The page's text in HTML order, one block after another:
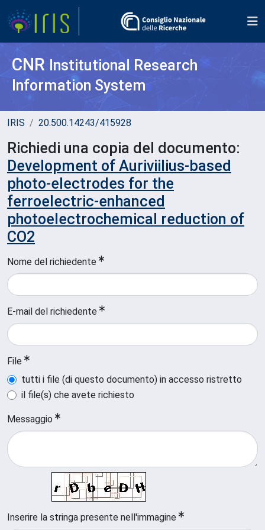
CNR Institutional Research
Information System
IRIS 20.500.14243/415928
Richiedi una copia del documento:
Development of Auriviilius-based
photo-electrodes for the
ferroelectric-enhanced
photoelectrochemical reduction of
CO2
Nome del richiedente
E-mail del richiedente
File
tutti i file (di questo documento) in accesso ristretto
il file(s) che avete richiesto
Messaggio
Inserire la stringa presente nell'immagine